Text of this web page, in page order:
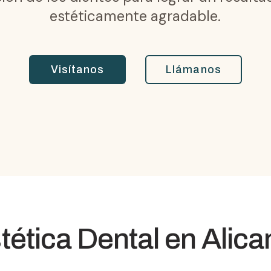
estéticamente agradable.
Visítanos Llámanos
Dental en